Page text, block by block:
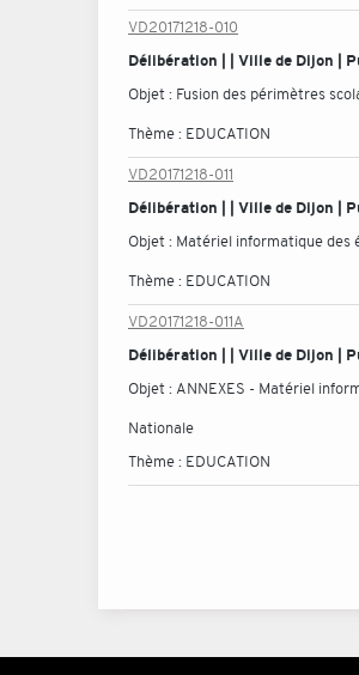
VD20171218-010
Délibération | | Ville de Dijon |
Objet : Fusion des périmètres
Thème : EDUCATION
VD20171218-011
Délibération | | Ville de Dijon |
Objet : Matériel informatique des
Thème : EDUCATION
VD20171218-011A
Délibération | | Ville de Dijon |
Objet : ANNEXES - Matériel
Nationale
Thème : EDUCATION